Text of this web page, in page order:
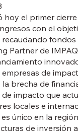
hoy el primer
con el
recaudando
Partner de
de
brecha de
impacto que
locales e
único en la
de inversión